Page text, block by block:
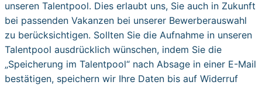
unseren Talentpool. Dies erlaubt uns, Sie auch in Zukunft
bei passenden Vakanzen bei unserer Bewerberauswahl
zu berücksichtigen. Sollten Sie die Aufnahme in unseren
Talentpool ausdrücklich wünschen, indem Sie die
„Speicherung im Talentpool“ nach Absage in einer E-Mail
bestätigen, speichern wir Ihre Daten bis auf Widerruf